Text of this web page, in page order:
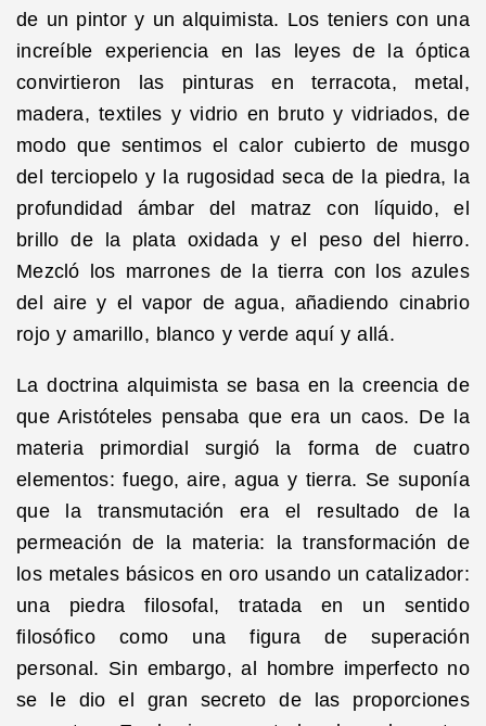
de un pintor y un alquimista. Los teniers con una
increíble experiencia en las leyes de la óptica
convirtieron las pinturas en terracota, metal,
madera, textiles y vidrio en bruto y vidriados, de
modo que sentimos el calor cubierto de musgo
del terciopelo y la rugosidad seca de la piedra, la
profundidad ámbar del matraz con líquido, el
brillo de la plata oxidada y el peso del hierro.
Mezcló los marrones de la tierra con los azules
del aire y el vapor de agua, añadiendo cinabrio
rojo y amarillo, blanco y verde aquí y allá.
La doctrina alquimista se basa en la creencia de
que Aristóteles pensaba que era un caos. De la
materia primordial surgió la forma de cuatro
elementos: fuego, aire, agua y tierra. Se suponía
que la transmutación era el resultado de la
permeación de la materia: la transformación de
los metales básicos en oro usando un catalizador:
una piedra filosofal, tratada en un sentido
filosófico como una figura de superación
personal. Sin embargo, al hombre imperfecto no
se le dio el gran secreto de las proporciones